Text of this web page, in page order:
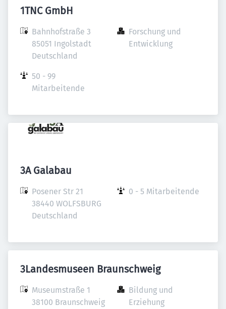
1TNC GmbH
Bahnhofstraße 3
85051 Ingolstadt
Deutschland
Forschung und
Entwicklung
50 - 99
Mitarbeitende
3A Galabau
Posener Str 21
38440 WOLFSBURG
Deutschland
0 - 5 Mitarbeitende
3Landesmuseen Braunschweig
Museumstraße 1
38100 Braunschweig
Bildung und
Erziehung